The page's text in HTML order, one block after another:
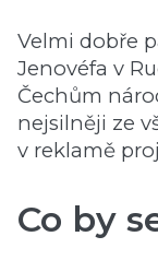
Velmi dobře
Jenovéfa v
Čechům
nejsilněji ze
v reklamě
Co by